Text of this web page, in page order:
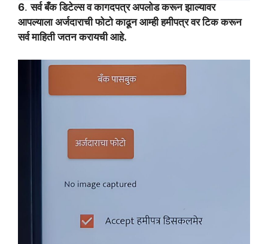
6.सर्व बँक डिटेल्स व कागदपत्र अपलोड करून झाल्यावर
आपल्याला अर्जदाराची फोटो काढून आम्ही हमीपत्र वर टिक करून
सर्व माहिती जतन करायची आहे.